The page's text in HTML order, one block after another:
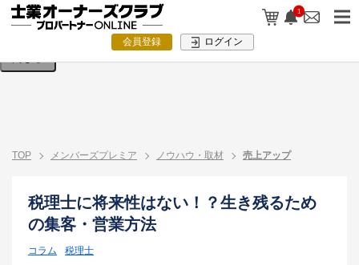
1
会員登録 ログイン
検索条件を入力してください。
TOP メンバーズプレミア ノウハウ・取材 売上アップ
税理士に将来性はない！？生き残るため
の集客・営業方法
コラム 税理士